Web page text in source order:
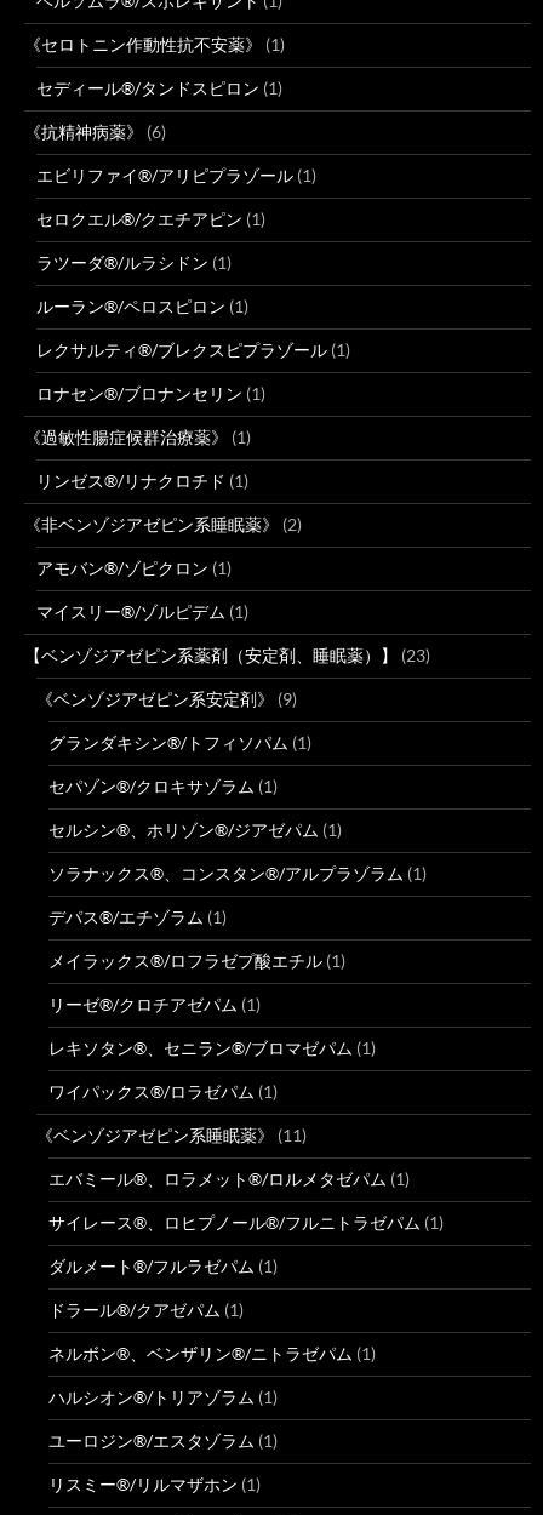
《セロトニン作動性抗不安薬》 (1)
セディール®/タンドスピロン (1)
《抗精神病薬》 (6)
エビリファイ®/アリピプラゾール (1)
セロクエル®/クエチアピン (1)
ラツーダ®/ルラシドン (1)
ルーラン®/ペロスピロン (1)
レクサルティ®/ブレクスピプラゾール (1)
ロナセン®/ブロナンセリン (1)
《過敏性腸症候群治療薬》 (1)
リンゼス®/リナクロチド (1)
《非ベンゾジアゼピン系睡眠薬》 (2)
アモバン®/ゾピクロン (1)
マイスリー®/ゾルピデム (1)
【ベンゾジアゼピン系薬剤（安定剤、睡眠薬）】 (23)
《ベンゾジアゼピン系安定剤》 (9)
グランダキシン®/トフィソパム (1)
セパゾン®/クロキサゾラム (1)
セルシン®、ホリゾン®/ジアゼパム (1)
ソラナックス®、コンスタン®/アルプラゾラム (1)
デパス®/エチゾラム (1)
メイラックス®/ロフラゼプ酸エチル (1)
リーゼ®/クロチアゼパム (1)
レキソタン®、セニラン®/ブロマゼパム (1)
ワイパックス®/ロラゼパム (1)
《ベンゾジアゼピン系睡眠薬》 (11)
エバミール®、ロラメット®/ロルメタゼパム (1)
サイレース®、ロヒプノール®/フルニトラゼパム (1)
ダルメート®/フルラゼパム (1)
ドラール®/クアゼパム (1)
ネルボン®、ベンザリン®/ニトラゼパム (1)
ハルシオン®/トリアゾラム (1)
ユーロジン®/エスタゾラム (1)
リスミー®/リルマザホン (1)